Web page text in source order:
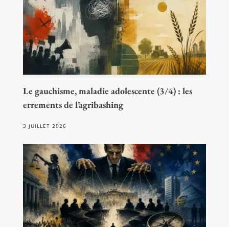
Le gauchisme, maladie adolescente (3/4) : les
errements de l’agribashing
3 JUILLET 2026